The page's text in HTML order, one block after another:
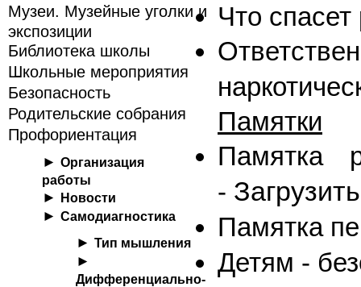
Музеи. Музейные уголки и
экспозиции
Библиотека школы
Школьные мероприятия
Безопасность
Родительские собрания
Профориентация
Организация
работы
Новости
Самодиагностика
Тип мышления
Дифференциально-
Что
Памятки
Памятка
- Загрузить
Памятка
Детям -